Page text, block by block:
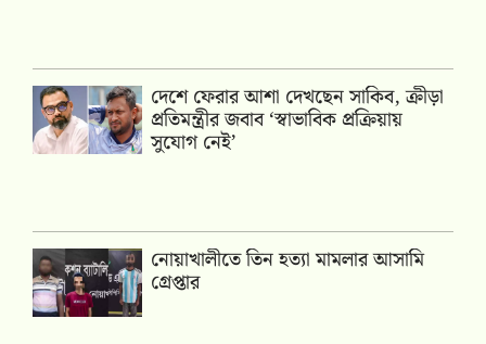
দেশে ফেরার আশা দেখছেন সাকিব, ক্রীড়া
প্রতিমন্ত্রীর জবাব ‘স্বাভাবিক প্রক্রিয়ায়
সুযোগ নেই’
নোয়াখালীতে তিন হত্যা মামলার আসামি
গ্রেপ্তার